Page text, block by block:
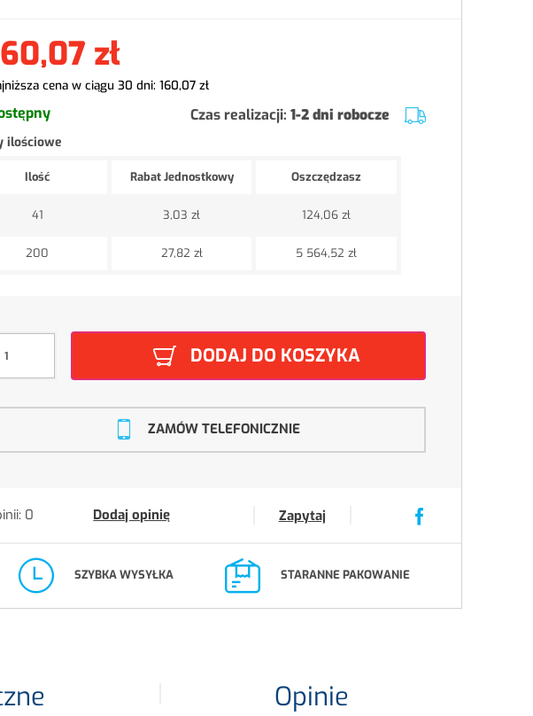
zł
cena w ciągu 30 dni: 160,07 zł
Czas realizacji: 1-2 dni robocze
ilościowe
Ilość Rabat Jednostkowy Oszczędzasz
41 3,03 zł 124,06 zł
200 27,82 zł 5 564,52 zł
DODAJ DO KOSZYKA
ZAMÓW TELEFONICZNIE
0 Dodaj opinię Zapytaj
SZYBKA WYSYŁKA STARANNE PAKOWANIE
Opinie